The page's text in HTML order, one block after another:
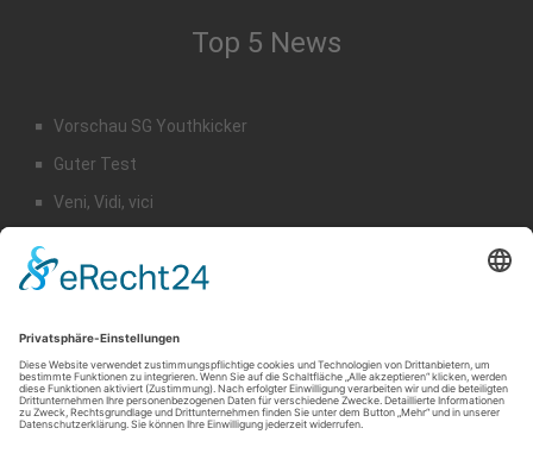
Top 5 News
Vorschau SG Youthkicker
Guter Test
Veni, Vidi, vici
Rückblick Sommercamp
Suche